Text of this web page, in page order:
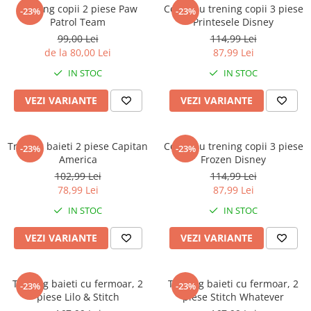
Captain america
Bakugan
Liga Dreptatii
Buzz Lightyear
My Little Pony
Planes
EplusM
Tom & Jerry
Transformers
Top Wings
Incaltaminte baieti
Ghete si cizme baieti
Pantofi baieti
Papuci si slapi baieti
Sandale baieti
Marvel
Monsters Inc.
La casa de papel
Nasa
Kids Euroswan
Rainbow High
Garfield
Nightmare before Christmas
EplusM
Perletti
Arditex
-23%
Trening copii 2 piese Paw
Patrol Team
99,00 Lei
de la 80,00 Lei
IN STOC
VEZI VARIANTE
-23%
Compleu trening copii 3 piese
Printesele Disney
114,99 Lei
87,99 Lei
IN STOC
VEZI VARIANTE
-23%
Trening baieti 2 piese Capitan
America
102,99 Lei
78,99 Lei
IN STOC
VEZI VARIANTE
-23%
Compleu trening copii 3 piese
Frozen Disney
114,99 Lei
87,99 Lei
IN STOC
VEZI VARIANTE
-23%
Trening baieti cu fermoar, 2
piese Lilo & Stitch
-23%
Trening baieti cu fermoar, 2
piese Stitch Whatever